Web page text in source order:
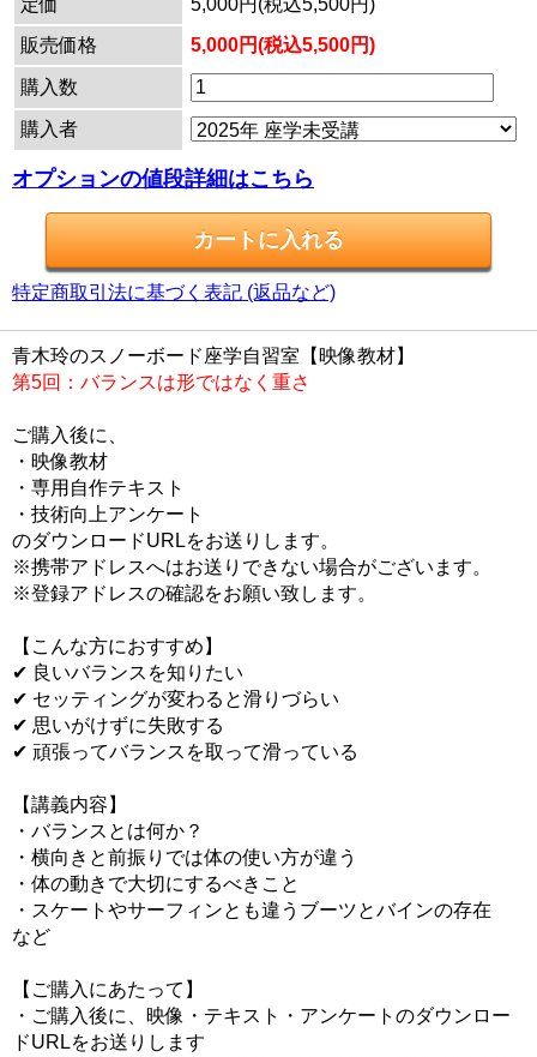
定価
5,000円(税込5,500円)
販売価格
5,000円(税込5,500円)
購入数
購入者
オプションの値段詳細はこちら
特定商取引法に基づく表記 (返品など)
青木玲のスノーボード座学自習室【映像教材】
第5回：バランスは形ではなく重さ
ご購入後に、
・映像教材
・専用自作テキスト
・技術向上アンケート
のダウンロードURLをお送りします。
※携帯アドレスへはお送りできない場合がございます。
※登録アドレスの確認をお願い致します。
【こんな方におすすめ】
✔ 良いバランスを知りたい
✔ セッティングが変わると滑りづらい
✔ 思いがけずに失敗する
✔ 頑張ってバランスを取って滑っている
【講義内容】
・バランスとは何か？
・横向きと前振りでは体の使い方が違う
・体の動きで大切にするべきこと
・スケートやサーフィンとも違うブーツとバインの存在
など
【ご購入にあたって】
・ご購入後に、映像・テキスト・アンケートのダウンロー
ドURLをお送りします